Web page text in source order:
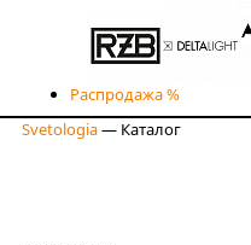
Распродажа %
Svetologia— Каталог